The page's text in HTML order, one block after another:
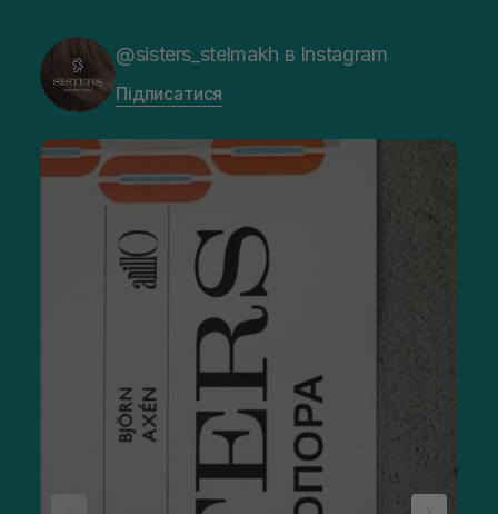
@sisters_stelmakh в Instagram
Підписатися